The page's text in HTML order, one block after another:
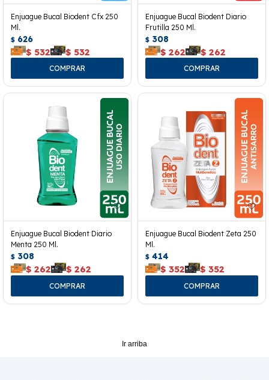
Enjuague Bucal Biodent Cfx 250
Ml.
$ 626
$ 532 $ 532
Enjuague Bucal Biodent Diario
Frutilla 250 Ml.
$ 308
$ 262 $ 262
Enjuague Bucal Biodent Diario
Menta 250 Ml.
$ 308
$ 262 $ 262
Enjuague Bucal Biodent Zeta 250
Ml.
$ 414
$ 352 $ 352
Ir arriba